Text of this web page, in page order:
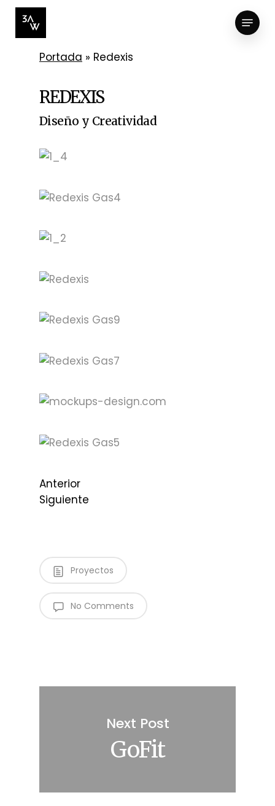
Skip
main
content
Menu
Portada » Redexis
REDEXIS
Diseño y Creatividad
Anterior
Siguiente
Proyectos
No Comments
Next Post
GoFit
Close